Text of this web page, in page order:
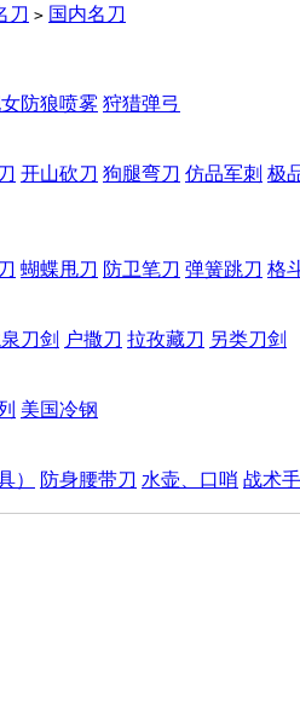
刀 > 国内名刀
防狼喷雾 狩猎弹弓
开山砍刀 狗腿弯刀 仿品军刺 极
蝴蝶甩刀 防卫笔刀 弹簧跳刀 格
刀剑 户撒刀 拉孜藏刀 另类刀剑
美国冷钢
） 防身腰带刀 水壶、口哨 战术